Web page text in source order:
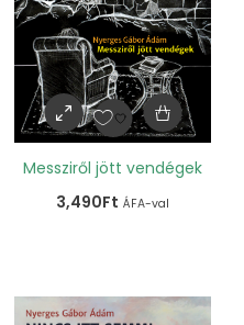
Messziről jött vendégek
3,490Ft ÁFA-val